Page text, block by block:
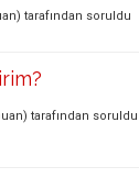
tarafından soruldu
tarafından soruldu